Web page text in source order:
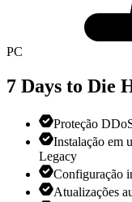
PC
7 Days to Die
Proteção
Instalação em
Legacy
Configuração
Atualizações